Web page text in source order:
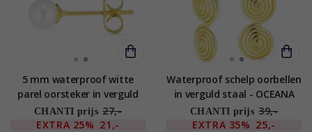
5 mm waterproof witte
parel oorsteker in verguld
staal - OCEANA
CHANTI prijs 27,-
EXTRA 25% 21,-
Waterproof schelp oorbellen
in verguld staal - OCEANA
CHANTI prijs 39,-
EXTRA 35% 25,-